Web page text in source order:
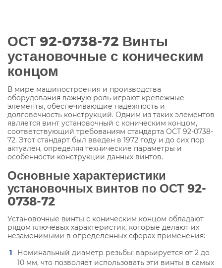
ОСТ 92-0738-72 Винты
установочные с коническим
концом
В мире машиностроения и производства
оборудования важную роль играют крепежные
элементы, обеспечивающие надежность и
долговечность конструкций. Одним из таких элементов
является винт установочный с коническим концом,
соответствующий требованиям стандарта ОСТ 92-0738-
72. Этот стандарт был введен в 1972 году и до сих пор
актуален, определяя технические параметры и
особенности конструкции данных винтов.
Основные характеристики
установочных винтов по ОСТ 92-
0738-72
Установочные винты с коническим концом обладают
рядом ключевых характеристик, которые делают их
незаменимыми в определенных сферах применения:
Номинальный диаметр резьбы: варьируется от 2 до
10 мм, что позволяет использовать эти винты в самых